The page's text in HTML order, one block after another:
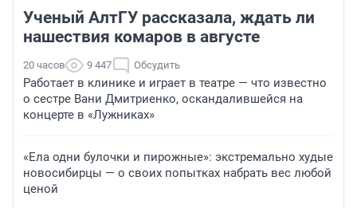
Ученый АлтГУ рассказала, ждать ли
нашествия комаров в августе
20 часов 9 447 Обсудить
Работает в клинике и играет в театре — что известно
о сестре Вани Дмитриенко, оскандалившейся на
концерте в «Лужниках»
«Ела одни булочки и пирожные»: экстремально худые
новосибирцы — о своих попытках набрать вес любой
ценой